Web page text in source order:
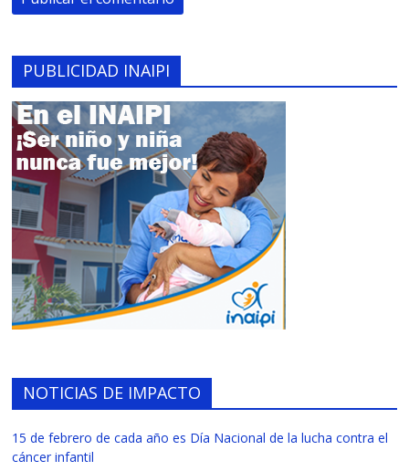
PUBLICIDAD INAIPI
NOTICIAS DE IMPACTO
15 de febrero de cada año es Día Nacional de la lucha contra el
cáncer infantil